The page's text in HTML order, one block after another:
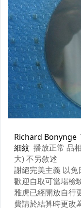
原版卡帶
原版藍光遊戲光碟
PSP及其他原版遊戲光碟
藍光電影影片光碟
其他類光碟
XBOX遊戲光碟
旅遊書籍小說書刊
集郵
其它